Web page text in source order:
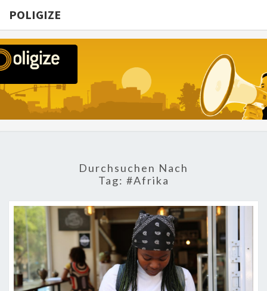
POLIGIZE
POLIGIZE
About
Economy,
Politics,
Durchsuchen Nach
Tag: #Afrika